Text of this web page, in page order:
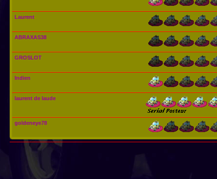
Laurent
ABRAXAS38
GROSLOT
Indien
laurent de laude
goldeneye78